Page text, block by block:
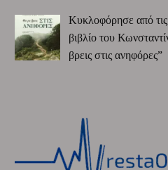
Κυκλοφόρησε από
βιβλίο του
βρεις στις ανηφόρες”